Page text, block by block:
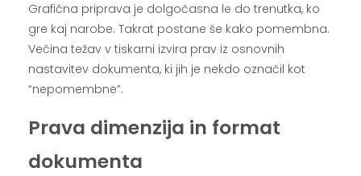
Grafična priprava je dolgočasna le do trenutka, ko
gre kaj narobe. Takrat postane še kako pomembna.
Večina težav v tiskarni izvira prav iz osnovnih
nastavitev dokumenta, ki jih je nekdo označil kot
“nepomembne”.
Prava dimenzija in format
dokumenta